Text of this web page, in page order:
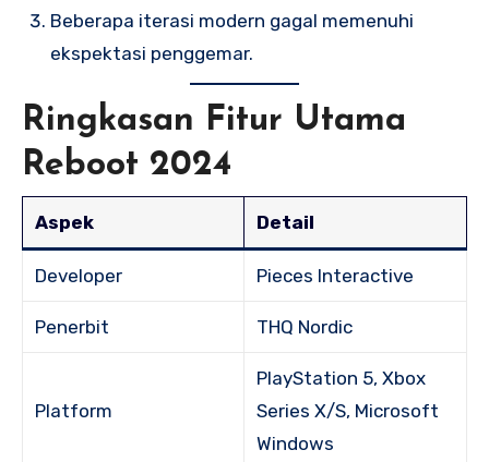
Beberapa iterasi modern gagal memenuhi
ekspektasi penggemar.
Ringkasan Fitur Utama
Reboot 2024
Aspek Detail
Developer Pieces Interactive
Penerbit THQ Nordic
Platform
PlayStation 5, Xbox
Series X/S, Microsoft
Windows